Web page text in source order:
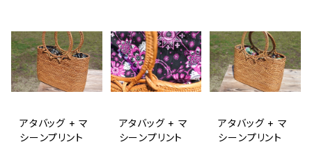
アタバッグ + マ
シーンプリント
アタバッグ + マ
シーンプリント
アタバッグ + マ
シーンプリント